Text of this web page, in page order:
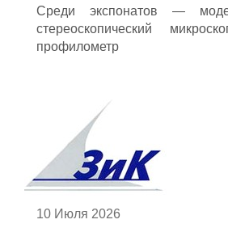
Среди экспонатов —
стереоскопический
профилометр
10 Июля 2026